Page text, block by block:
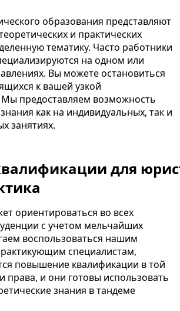
образования представляют
и практических
тематику. Часто работники
на одном или
Вы можете остановиться
к вашей узкой
предоставляем возможность
как на индивидуальных, так и
занятиях.
для
ориентироваться во всех
с учетом мельчайших
воспользоваться нашим
специалистам,
повышение квалификации в той
права, и они готовы использовать
знания в тандеме